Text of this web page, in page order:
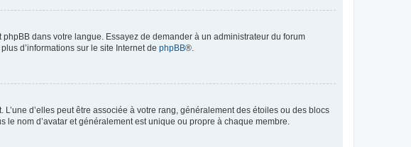
dans votre langue. Essayez de demander à un administrateur du forum
d’informations sur le site Internet de phpBB®.
d’elles peut être associée à votre rang, généralement des étoiles ou des blocs
nom d’avatar et généralement est unique ou propre à chaque membre.